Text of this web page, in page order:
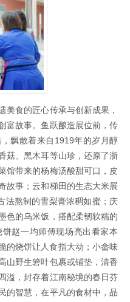
美食的匠心传承与创新成果，
富故事。鱼跃酿造展位前，传
飘散着来自1919年的岁月醇
菇、黑木耳等山珍，还原了浙
馆带来的杨梅汤酸甜可口，皮
故事；云和梯田的生态大米展
法熬制的雪梨膏浓稠如蜜；庆
色的乌米饭，搭配柔韧软糯的
赵一均师傅现场亮出看家本
烧饼让人食指大动；小畲味
山野生箬叶包裹或铺垫，清香
溢，封存着江南秘境的春日芬
的智慧，在平凡的食材中，品